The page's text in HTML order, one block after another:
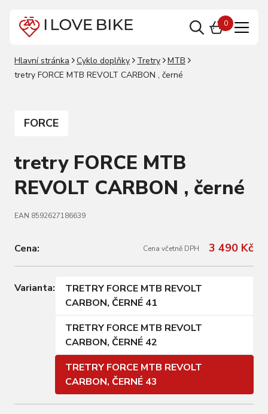
0
Hlavní stránka Cyklo doplňky Tretry
MTB
tretry FORCE MTB REVOLT CARBON , černé
FORCE
tretry FORCE MTB
REVOLT CARBON , černé
EAN 8592627186639
Cena: Cena včetně DPH 3 490 Kč
Varianta:
TRETRY FORCE MTB REVOLT
CARBON, ČERNÉ 41
TRETRY FORCE MTB REVOLT
CARBON, ČERNÉ 42
TRETRY FORCE MTB REVOLT
CARBON, ČERNÉ 43